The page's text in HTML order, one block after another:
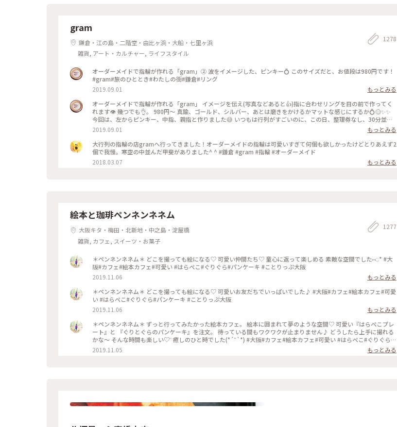
gram
鎌倉・江の島・二階堂・由比ヶ浜・大船・七里ヶ浜
雑貨, アート・カルチャー, ライフスタイル
1278
オーダーメイドで指輪が作れる「gram」② 波をイメージした、ピンキー💍 このサイズだと、お値段は980円です！
#gram#旅のひととき#わたしの街#鎌倉#リング
2019.09.01
もっとみる
オーダーメイドで指輪が作れる「gram」 イメージを伝え(写真などあると👍)指に合わせリングを目の前で作ってく
れます👁 幾つでも👌。 980円〜 真鍮、ゴールド、シルバー、あとは磨きをかけるかマットな感じにするか💍😊✨✨
今回は、左からピンキー、中指、親指と作りました😅 いつもは行列がすごいのに、この日、整理券なし、30分並び
入れました😱😱‼️(平日の夕方) 皆さん、カップルもいだけど、グループで来られ旅の思い出に作られたりしている方
が多かったです😊 まさか、入れると思わなかったので、待ち時間に情報収集し勢いで作ったリング。それでも、な
んだか愛着がわきますね… 次は、重ね付けられるのを作ろうかなぁ… #gram#旅のひととき#わたしの街#鎌倉#リン
グ
2019.09.01
もっとみる
大行列の指輪の店gramへ行ってきました！オーダーメイドの指輪は可愛いすぎて何個も欲しかったけどとりあえず2
個で我慢。寒空の中並んだ甲斐がありました^ ^ #鎌倉 #gram #指輪 #オーダーメイド
2018.03.07
もっとみる
絵本と珈琲ペンネンネネム
大阪キタ・梅田・北新地・中之島・淀屋橋
雑貨, カフェ, スイーツ・お菓子
1277
＊ペンネンネネム＊ どこを撮っても絵になる♡ 可愛い仲間たち♡ 童心に返って楽しめる 素敵な空間でした⑅︎◡̈︎* #大
阪#カフェ#絵本カフェ#可愛い #はらぺこ#ぐりぐら#パンケーキ #ことりっぷ大阪
2019.11.06
もっとみる
＊ペンネンネネム＊ どこを撮っても絵になる♡ 可愛いお友だちでいっぱいでした♪ #大阪#カフェ#絵本カフェ#可愛
い #はらぺこ#ぐりぐら#パンケーキ #ことりっぷ大阪
2019.11.06
もっとみる
＊ペンネンネネム＊ ずっと行ってみたかった絵本カフェ。 絵本に囲まれて夢のような空間♡ 可愛い『はらぺこプレ
ート』と 『ぐりとぐらのパンケーキ』を注文。 待っている間もワクワクが止まりません♪ どうしたら上手に撮れる
かな〜 そんな時間も楽しい♡︎ʾʾ 癒しのひと時でした(*´˘`*) #大阪#カフェ#絵本カフェ#可愛い #はらぺこ#ぐりぐら#
パンケーキ #ことりっぷ大阪
2019.11.05 もっとみる